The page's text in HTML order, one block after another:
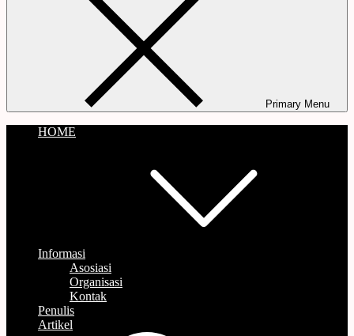
Primary Menu
HOME
Informasi
Asosiasi
Organisasi
Kontak
Penulis
Artikel